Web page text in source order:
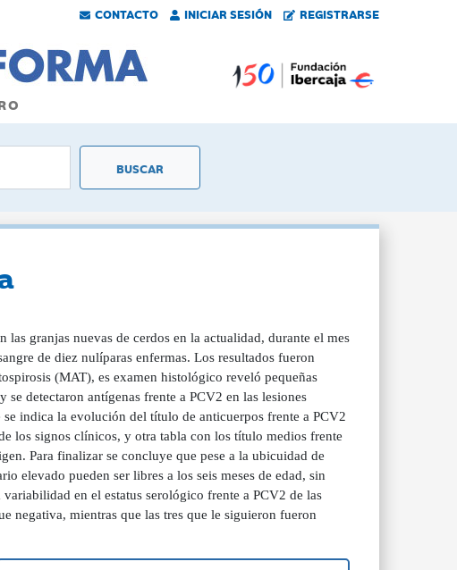
CONTACTO INICIAR SESIÓN REGISTRARSE
granjas nuevas de cerdos en la actualidad, durante el mes
de diez nulíparas enfermas. Los resultados fueron
(MAT), es examen histológico reveló pequeñas
detectaron antígenas frente a PCV2 en las lesiones
indica la evolución del título de anticuerpos frente a PCV2
los signos clínicos, y otra tabla con los título medios frente
Para finalizar se concluye que pese a la ubicuidad de
elevado pueden ser libres a los seis meses de edad, sin
en el estatus serológico frente a PCV2 de las
negativa, mientras que las tres que le siguieron fueron